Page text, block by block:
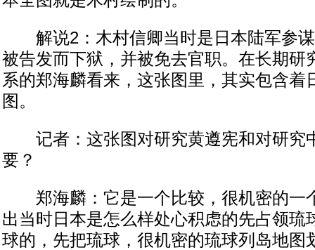
解说2：木村信卿当时是日本陆军参谋
被告发而下狱，并被免去官职。在长期研
系的郑海麟看来，这张图里，其实包含着
图。
记者：这张图对研究黄遵宪和对研究
要？
郑海麟：它是一个比较，很机密的一
出当时日本是怎么样处心积虑的先占领琉
球的，先把琉球，很机密的琉球列岛地图